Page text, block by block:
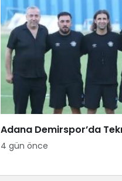
Adana Demirspor’da
4 gün önce